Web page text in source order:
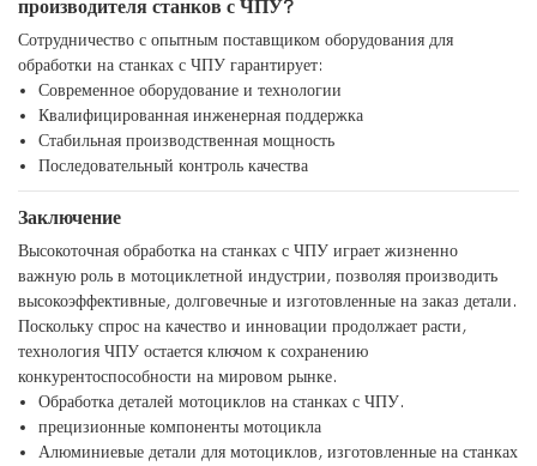
производителя станков с ЧПУ?
Сотрудничество с опытным поставщиком оборудования для
обработки на станках с ЧПУ гарантирует:
Современное оборудование и технологии
Квалифицированная инженерная поддержка
Стабильная производственная мощность
Последовательный контроль качества
Заключение
Высокоточная обработка на станках с ЧПУ играет жизненно
важную роль в мотоциклетной индустрии, позволяя производить
высокоэффективные, долговечные и изготовленные на заказ детали.
Поскольку спрос на качество и инновации продолжает расти,
технология ЧПУ остается ключом к сохранению
конкурентоспособности на мировом рынке.
Обработка деталей мотоциклов на станках с ЧПУ.
прецизионные компоненты мотоцикла
Алюминиевые детали для мотоциклов, изготовленные на станках